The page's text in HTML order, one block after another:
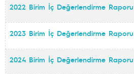
2022 Birim İç Değerlendirme Raporu
2023 Birim İç Değerlendirme Raporu
2024 Birim İç Değerlendirme Raporu